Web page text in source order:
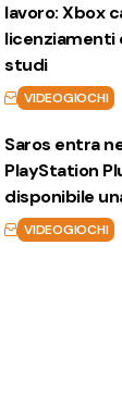
lavoro: Xbox
licenziamenti
studi
VIDEOGIOCHI
Saros entra
PlayStation
disponibile
VIDEOGIOCHI